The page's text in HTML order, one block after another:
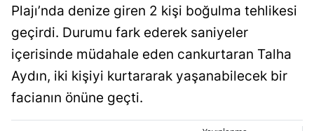
Plajı’nda denize giren 2 kişi boğulma tehlikesi
geçirdi. Durumu fark ederek saniyeler
içerisinde müdahale eden cankurtaran Talha
Aydın, iki kişiyi kurtararak yaşanabilecek bir
facianın önüne geçti.